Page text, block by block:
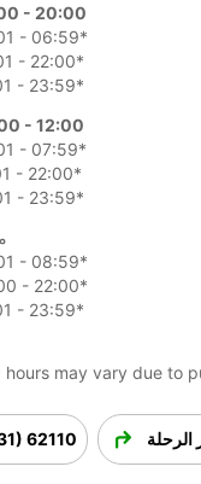
- 20:00
- 06:59*
- 22:00*
- 23:59*
- 12:00
- 07:59*
- 22:00*
- 23:59*
- 08:59*
- 22:00*
- 23:59*
hours may vary due to
62110